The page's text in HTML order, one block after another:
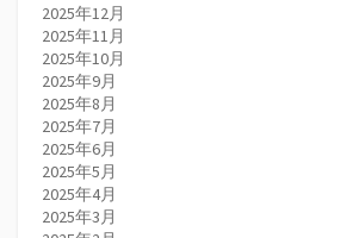
2025年12月
2025年11月
2025年10月
2025年9月
2025年8月
2025年7月
2025年6月
2025年5月
2025年4月
2025年3月